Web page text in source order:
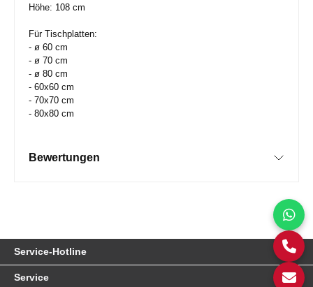
Höhe: 108 cm
Für Tischplatten:
- ø 60 cm
- ø 70 cm
- ø 80 cm
- 60x60 cm
- 70x70 cm
- 80x80 cm
Bewertungen
Service-Hotline
Service